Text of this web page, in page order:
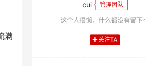
满
cui 管理团队
这个人很懒，什么都没有留下
关注TA